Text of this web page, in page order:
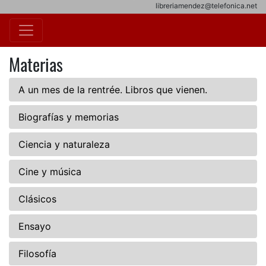
libreriamendez@telefonica.net
Materias
A un mes de la rentrée. Libros que vienen.
Biografías y memorias
Ciencia y naturaleza
Cine y música
Clásicos
Ensayo
Filosofía